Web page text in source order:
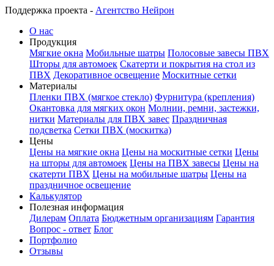
Поддержка проекта - Агентство Нейрон
О нас
Продукция
Мягкие окна Мобильные шатры Полосовые завесы ПВХ
Шторы для автомоек Скатерти и покрытия на стол из
ПВХ Декоративное освещение Москитные сетки
Материалы
Пленки ПВХ (мягкое стекло) Фурнитура (крепления)
Окантовка для мягких окон Молнии, ремни, застежки,
нитки Материалы для ПВХ завес Праздничная
подсветка Сетки ПВХ (москитка)
Цены
Цены на мягкие окна Цены на москитные сетки Цены
на шторы для автомоек Цены на ПВХ завесы Цены на
скатерти ПВХ Цены на мобильные шатры Цены на
праздничное освещение
Калькулятор
Полезная информация
Дилерам Оплата Бюджетным организациям Гарантия
Вопрос - ответ Блог
Портфолио
Отзывы